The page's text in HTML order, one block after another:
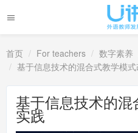
首页 For teachers 数字素养
基于信息技术的混合式教学模
基于信息技术的
实践